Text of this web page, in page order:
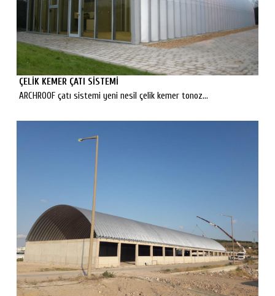
ÇELİK KEMER ÇATI SİSTEMİ
ARCHROOF çatı sistemi yeni nesil çelik kemer tonoz...